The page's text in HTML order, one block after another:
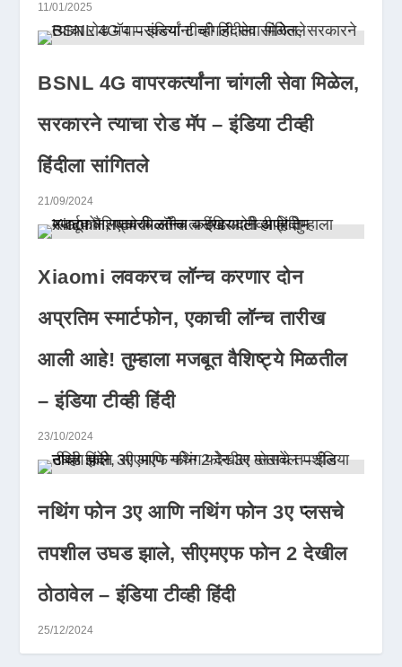
11/01/2025
BSNL 4G वापरकर्त्यांना चांगली सेवा मिळेल,
सरकारने त्याचा रोड मॅप – इंडिया टीव्ही
हिंदीला सांगितले
21/09/2024
Xiaomi लवकरच लॉन्च करणार दोन
अप्रतिम स्मार्टफोन, एकाची लॉन्च तारीख
आली आहे! तुम्हाला मजबूत वैशिष्ट्ये मिळतील
– इंडिया टीव्ही हिंदी
23/10/2024
नथिंग फोन 3ए आणि नथिंग फोन 3ए प्लसचे
तपशील उघड झाले, सीएमएफ फोन 2 देखील
ठोठावेल – इंडिया टीव्ही हिंदी
25/12/2024